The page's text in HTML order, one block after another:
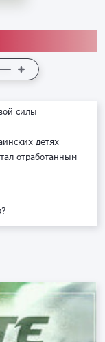
силы
детях
отработанным